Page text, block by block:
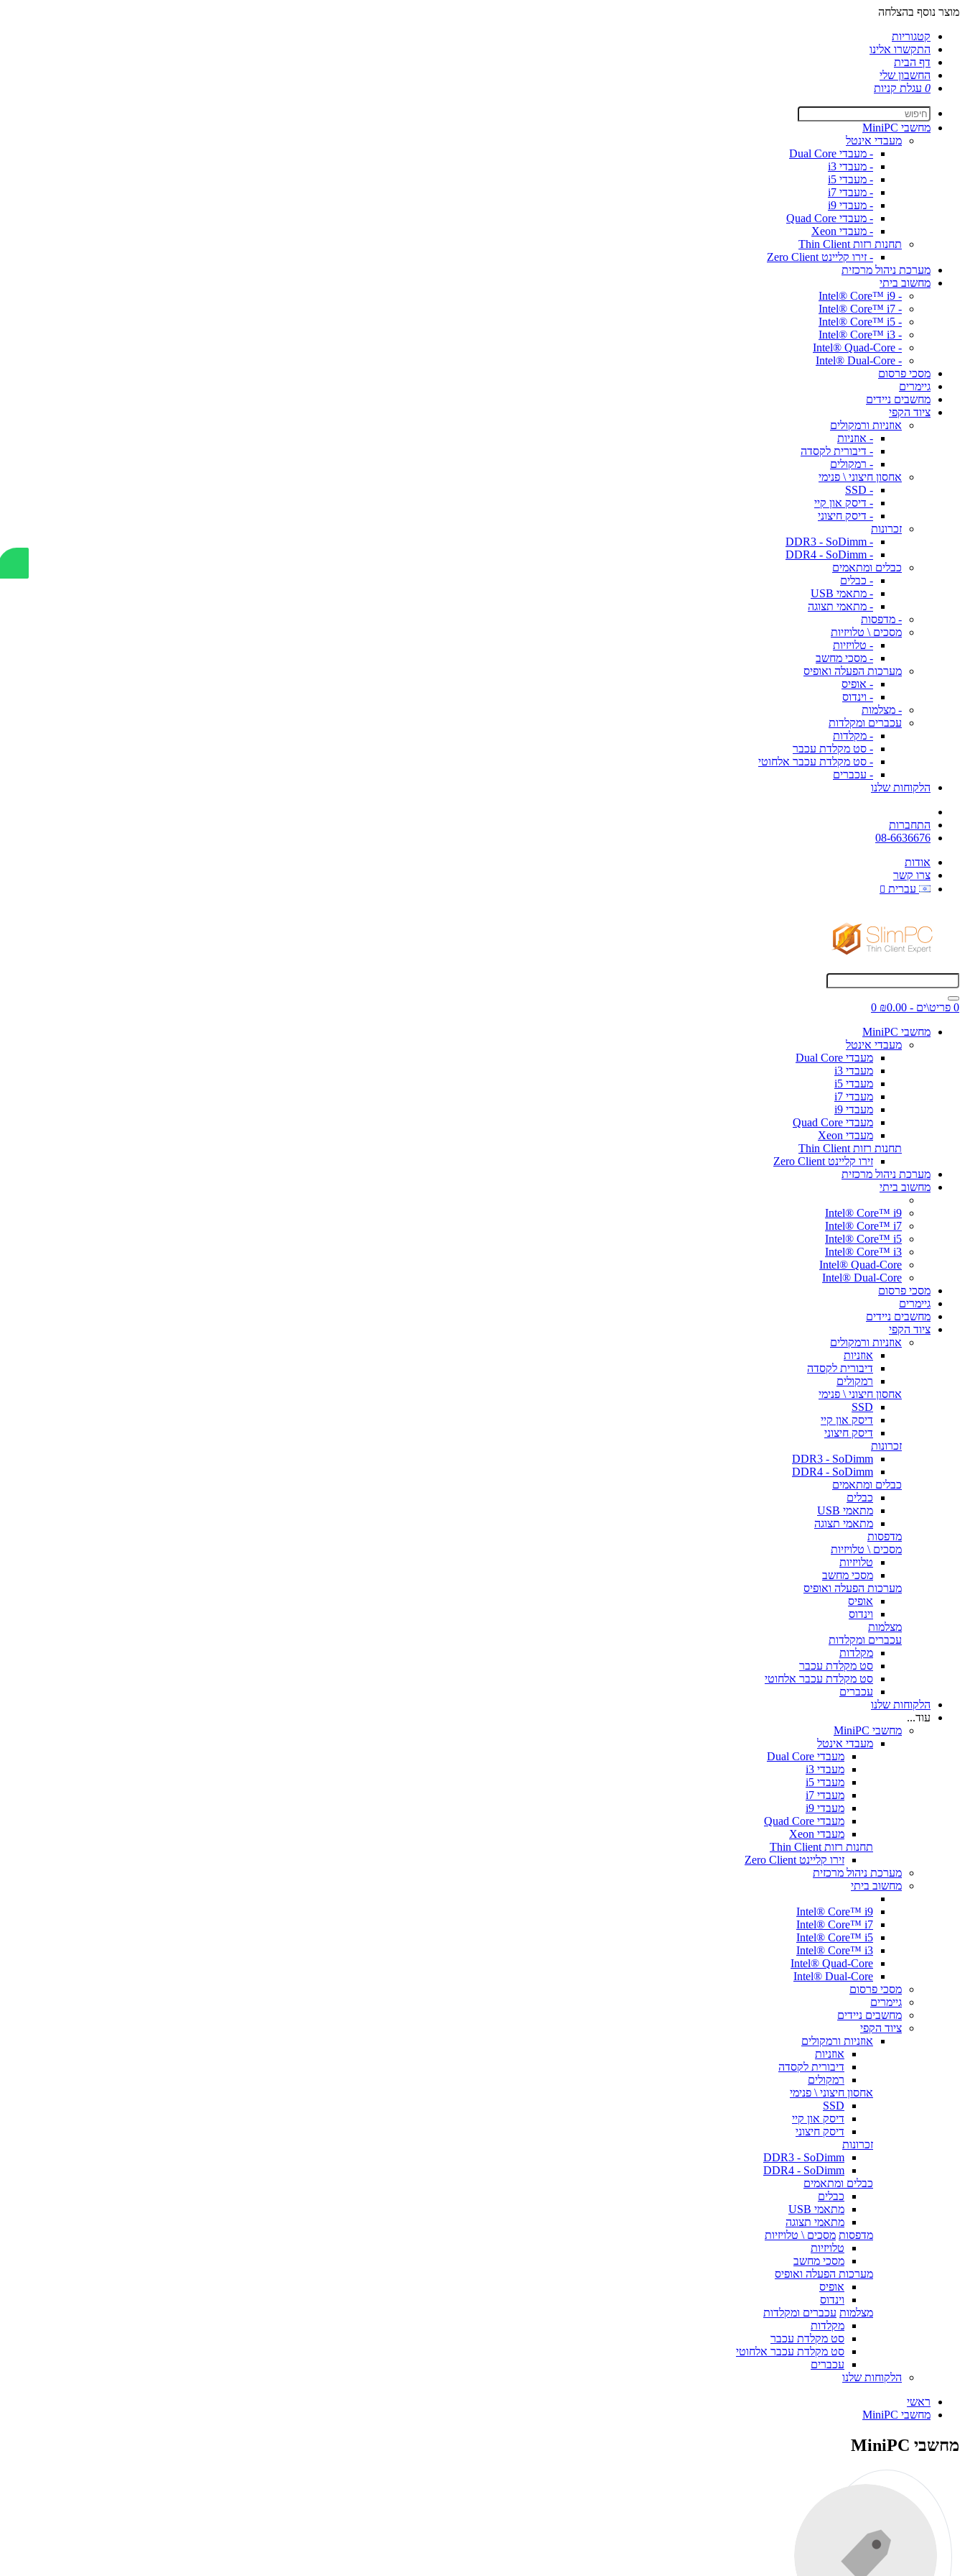
מוצר נוסף בהצלחה
קטגוריות
התקשרו אלינו
דף הבית
החשבון שלי
0 עגלת קניות
מחשבי MiniPC
מעבדי אינטל
- מעבדי Dual Core
- מעבדי i3
- מעבדי i5
- מעבדי i7
- מעבדי i9
- מעבדי Quad Core
- מעבדי Xeon
תחנות רזות Thin Client
- זירו קליינט Zero Client
מערכת ניהול מרכזית
מחשוב ביתי
- Intel® Core™ i9
- Intel® Core™ i7
- Intel® Core™ i5
- Intel® Core™ i3
- Intel® Quad-Core
- Intel® Dual-Core
מסכי פרסום
גיימרים
מחשבים ניידים
ציוד הקפי
אוזניות ורמקולים
- אוזניות
- דיבורית לקסדה
- רמקולים
אחסון חיצוני \ פנימי
- SSD
- דיסק און קיי
- דיסק חיצוני
זכרונות
- DDR3 - SoDimm
- DDR4 - SoDimm
כבלים ומתאמים
- כבלים
- מתאמי USB
- מתאמי תצוגה
- מדפסות
מסכים \ טלויזיות
- טלויזיות
- מסכי מחשב
מערכות הפעלה ואופיס
- אופיס
- וינדוס
- מצלמות
עכברים ומקלדות
- מקלדות
- סט מקלדת עכבר
- סט מקלדת עכבר אלחוטי
- עכברים
הלקוחות שלנו
התחברות
08-6636676
אודות
צרו קשר
עברית
0 פריט\ים - ₪0.00
0
מחשבי MiniPC
מעבדי אינטל
מעבדי Dual Core
מעבדי i3
מעבדי i5
מעבדי i7
מעבדי i9
מעבדי Quad Core
מעבדי Xeon
תחנות רזות Thin Client
זירו קליינט Zero Client
מערכת ניהול מרכזית
מחשוב ביתי
Intel® Core™ i9
Intel® Core™ i7
Intel® Core™ i5
Intel® Core™ i3
Intel® Quad-Core
Intel® Dual-Core
מסכי פרסום
גיימרים
מחשבים ניידים
ציוד הקפי
אוזניות ורמקולים
אוזניות
דיבורית לקסדה
רמקולים
אחסון חיצוני \ פנימי
SSD
דיסק און קיי
דיסק חיצוני
זכרונות
DDR3 - SoDimm
DDR4 - SoDimm
כבלים ומתאמים
כבלים
מתאמי USB
מתאמי תצוגה
מדפסות
מסכים \ טלויזיות
טלויזיות
מסכי מחשב
מערכות הפעלה ואופיס
אופיס
וינדוס
מצלמות
עכברים ומקלדות
מקלדות
סט מקלדת עכבר
סט מקלדת עכבר אלחוטי
עכברים
הלקוחות שלנו
עוד...
מחשבי MiniPC
מעבדי אינטל
מעבדי Dual Core
מעבדי i3
מעבדי i5
מעבדי i7
מעבדי i9
מעבדי Quad Core
מעבדי Xeon
תחנות רזות Thin Client
זירו קליינט Zero Client
מערכת ניהול מרכזית
מחשוב ביתי
Intel® Core™ i9
Intel® Core™ i7
Intel® Core™ i5
Intel® Core™ i3
Intel® Quad-Core
Intel® Dual-Core
מסכי פרסום
גיימרים
מחשבים ניידים
ציוד הקפי
אוזניות ורמקולים
אוזניות
דיבורית לקסדה
רמקולים
אחסון חיצוני \ פנימי
SSD
דיסק און קיי
דיסק חיצוני
זכרונות
DDR3 - SoDimm
DDR4 - SoDimm
כבלים ומתאמים
כבלים
מתאמי USB
מתאמי תצוגה
מדפסות מסכים \ טלויזיות
טלויזיות
מסכי מחשב
מערכות הפעלה ואופיס
אופיס
וינדוס
מצלמות עכברים ומקלדות
מקלדות
סט מקלדת עכבר
סט מקלדת עכבר אלחוטי
עכברים
הלקוחות שלנו
ראשי
מחשבי MiniPC
מחשבי MiniPC